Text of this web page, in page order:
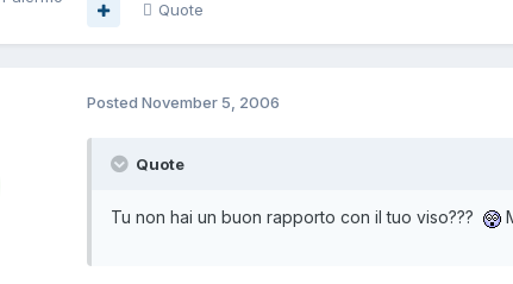
Quote
Posted November 5, 2006
Quote
Tu non hai un buon rapporto con il tuo viso???